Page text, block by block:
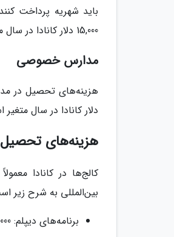
15,000 دلار کانادا در سال متغیر است.
مدارس خصوصی
دلار کانادا در سال
هزینه‌های تحصیل
کالج‌ها در کانادا
بین‌المللی به شرح زیر
برنامه‌های دیپلم: 10,000 تا 15,000 دلار کانادا در سال